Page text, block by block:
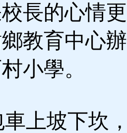
長的心情
教育中心
小學。
上坡下坎